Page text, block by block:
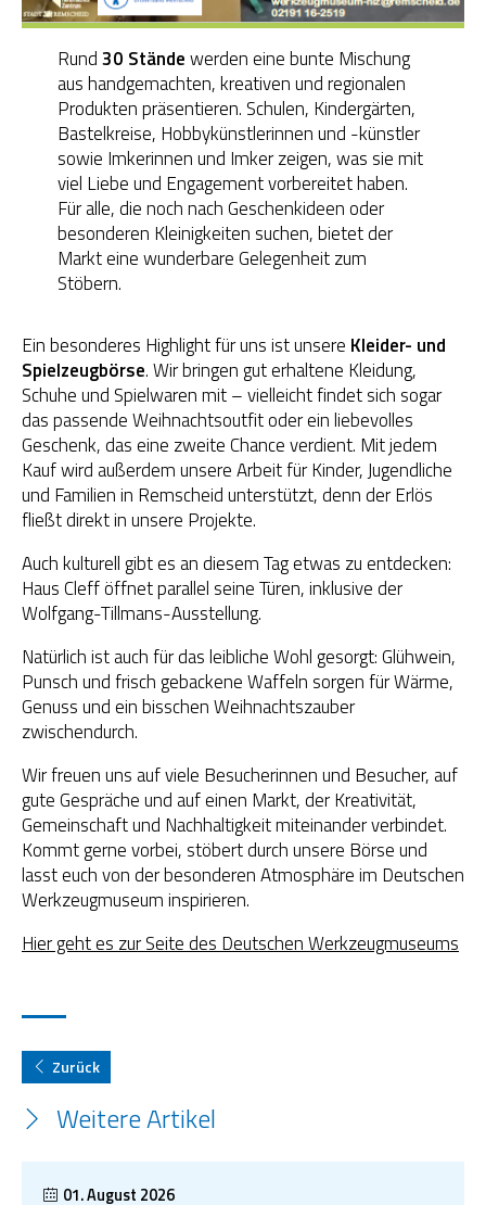
Rund30 Ständewerden eine bunte Mischung
aus handgemachten, kreativen und regionalen
Produkten präsentieren. Schulen, Kindergärten,
Bastelkreise, Hobbykünstlerinnen und -künstler
sowie Imkerinnen und Imker zeigen, was sie mit
viel Liebe und Engagement vorbereitet haben.
Für alle, die noch nach Geschenkideen oder
besonderen Kleinigkeiten suchen, bietet der
Markt eine wunderbare Gelegenheit zum
Stöbern.
Ein besonderes Highlight für uns ist unsere Kleider- und
Spielzeugbörse. Wir bringen gut erhaltene Kleidung,
Schuhe und Spielwaren mit – vielleicht findet sich sogar
das passende Weihnachtsoutfit oder ein liebevolles
Geschenk, das eine zweite Chance verdient. Mit jedem
Kauf wird außerdem unsere Arbeit für Kinder, Jugendliche
und Familien in Remscheid unterstützt, denn der Erlös
fließt direkt in unsere Projekte.
Auch kulturell gibt es an diesem Tag etwas zu entdecken:
Haus Cleff öffnet parallel seine Türen, inklusive der
Wolfgang-Tillmans-Ausstellung.
Natürlich ist auch für das leibliche Wohl gesorgt: Glühwein,
Punsch und frisch gebackene Waffeln sorgen für Wärme,
Genuss und ein bisschen Weihnachtszauber
zwischendurch.
Wir freuen uns auf viele Besucherinnen und Besucher, auf
gute Gespräche und auf einen Markt, der Kreativität,
Gemeinschaft und Nachhaltigkeit miteinander verbindet.
Kommt gerne vorbei, stöbert durch unsere Börse und
lasst euch von der besonderen Atmosphäre im Deutschen
Werkzeugmuseum inspirieren.
Hier geht es zur Seite des Deutschen Werkzeugmuseums
Zurück
Weitere Artikel
01. August 2026